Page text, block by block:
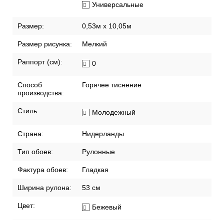
Универсальные
Размер: 0,53м x 10,05м
Размер рисунка: Мелкий
Раппорт (см): 0
Способ
производства:
Горячее тиснение
Стиль: Молодежный
Страна: Нидерланды
Тип обоев: Рулонные
Фактура обоев: Гладкая
Ширина рулона: 53 см
Цвет: Бежевый